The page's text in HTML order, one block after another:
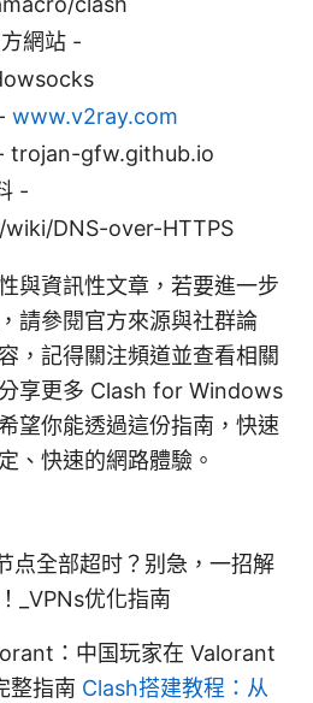
網站 -
www.v2ray.com
trojan-gfw.github.io
-
DNS-over-HTTPS
與資訊性文章，若要進一步
請參閱官方來源與社群論
，記得關注頻道並查看相關
享更多 Clash for Windows
望你能透過這份指南，快速
、快速的網路體驗。
全部超时？别急，一招解
_VPNs优化指南
：中国玩家在 Valorant
整指南 Clash搭建教程：从